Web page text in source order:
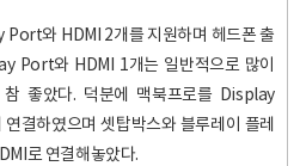
와 HDMI 2개를 지원하며 헤드폰 출
Port와 HDMI 1개는 일반적으로 많이
좋았다. 덕분에 맥북프로를 Display
결하였으며 셋탑박스와 블루레이 플레
로 연결해놓았다.